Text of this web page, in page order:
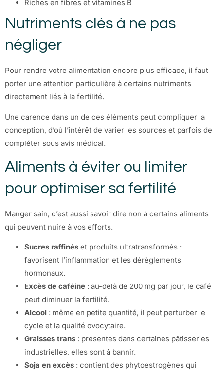
Riches en fibres et vitamines B
Nutriments clés à ne pas
négliger
Pour rendre votre alimentation encore plus efficace, il faut
porter une attention particulière à certains nutriments
directement liés à la fertilité.
Une carence dans un de ces éléments peut compliquer la
conception, d’où l’intérêt de varier les sources et parfois de
compléter sous avis médical.
Aliments à éviter ou limiter
pour optimiser sa fertilité
Manger sain, c’est aussi savoir dire non à certains aliments
qui peuvent nuire à vos efforts.
Sucres raffinés et produits ultratransformés :
favorisent l’inflammation et les dérèglements
hormonaux.
Excès de caféine : au-delà de 200 mg par jour, le café
peut diminuer la fertilité.
Alcool : même en petite quantité, il peut perturber le
cycle et la qualité ovocytaire.
Graisses trans : présentes dans certaines pâtisseries
industrielles, elles sont à bannir.
Soja en excès : contient des phytoestrogènes qui